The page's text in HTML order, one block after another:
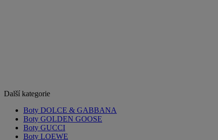
Další kategorie
Boty DOLCE & GABBANA
Boty GOLDEN GOOSE
Boty GUCCI
Boty LOEWE